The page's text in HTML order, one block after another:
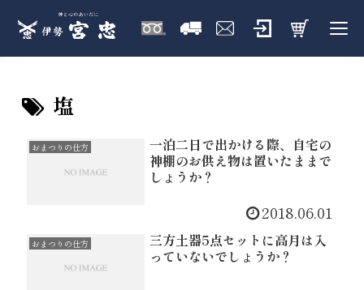
塩
おまつりの仕方
一泊二日で出かける際、自宅の
神棚のお供え物は置いたままで
しょうか？
2018.06.01
おまつりの仕方
三方土器5点セットに高月は入
っていないでしょうか？